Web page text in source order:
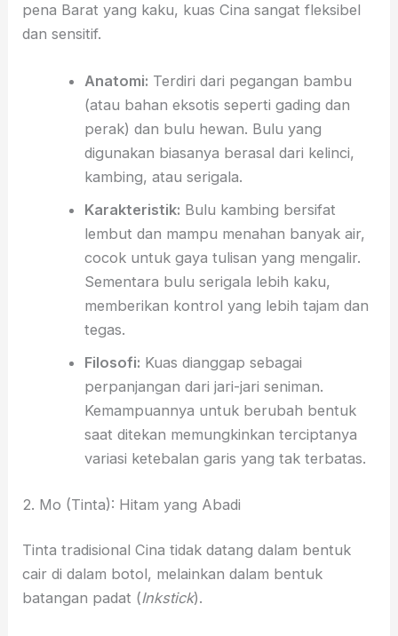
pena Barat yang kaku, kuas Cina sangat fleksibel
dan sensitif.
Anatomi: Terdiri dari pegangan bambu
(atau bahan eksotis seperti gading dan
perak) dan bulu hewan. Bulu yang
digunakan biasanya berasal dari kelinci,
kambing, atau serigala.
Karakteristik: Bulu kambing bersifat
lembut dan mampu menahan banyak air,
cocok untuk gaya tulisan yang mengalir.
Sementara bulu serigala lebih kaku,
memberikan kontrol yang lebih tajam dan
tegas.
Filosofi: Kuas dianggap sebagai
perpanjangan dari jari-jari seniman.
Kemampuannya untuk berubah bentuk
saat ditekan memungkinkan terciptanya
variasi ketebalan garis yang tak terbatas.
2. Mo (Tinta): Hitam yang Abadi
Tinta tradisional Cina tidak datang dalam bentuk
cair di dalam botol, melainkan dalam bentuk
batangan padat (Inkstick).